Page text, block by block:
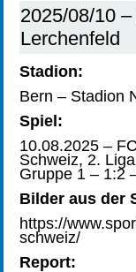
2025/08/10
Lerchenfeld
Stadion:
Bern – Stadion
Spiel:
10.08.2025 –
Schweiz, 2.
Gruppe 1 – 1:2
Bilder aus der
https://
schweiz/
Report: